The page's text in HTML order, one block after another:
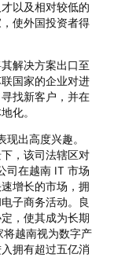
以及相对较低的
使外国投资者得
解决方案出口至
国家的企业对进
找新客户，并在
化。
出高度兴趣。
，该司法辖区对
司在越南 IT 市场
增长的市场，拥
子商务活动。良
，使其成为长期
将越南视为数字产
拥有超过五亿消